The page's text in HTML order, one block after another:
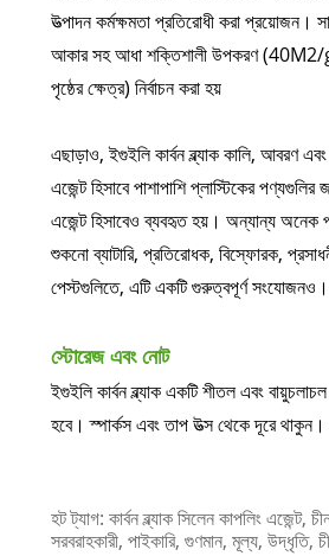
উত্পাদন কর্মক্ষমতা প্রতিরোধী করা প্রয়োজন।
আকার সহ আধা শক্তিশালী উপকরণ (40M2/g
পৃষ্ঠের ক্ষেত্র) নির্বাচন করা হয়
এছাড়াও, ইগুইলি কার্বন ব্ল্যাক কালি, আবরণ
এজেন্ট হিসাবে পাশাপাশি প্লাস্টিকের
এজেন্ট হিসাবেও ব্যবহৃত হয়। অন্যান্য অনেক
শুকনো ব্যাটারি, প্রতিরোধক, বিস্ফোরক,
পেস্টগুলিতে, এটি একটি গুরুত্বপূর্ণ সংযোজনও।
স্টোরেজ এবং নোট
ইগুইলি কার্বন ব্ল্যাক একটি শীতল এবং
হবে। স্পার্কস এবং তাপ উত্স থেকে দূরে থাকুন।
হট ট্যাগ: কার্বন ব্ল্যাক সিলেন কাপলিং এজেন্ট,
সরবরাহকারী, পাইকারি, গুণমান, মূল্য, উদ্ধৃতি,